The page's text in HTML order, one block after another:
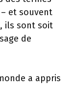
et souvent
ils sont soit
de
a appris